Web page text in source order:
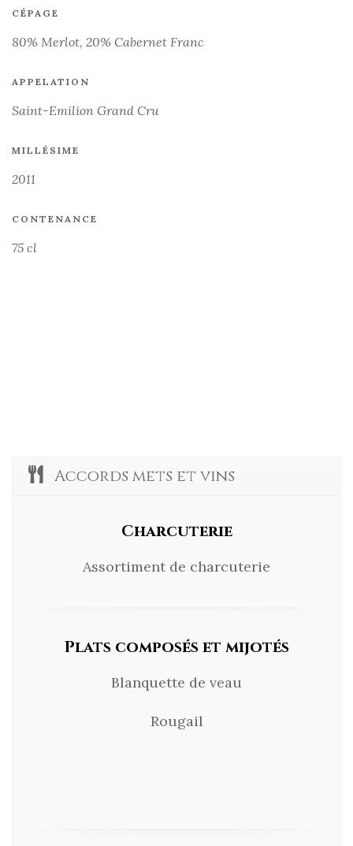
CÉPAGE
80% Merlot, 20% Cabernet Franc
APPELATION
Saint-Emilion Grand Cru
MILLÉSIME
2011
CONTENANCE
75 cl
Accords mets et vins
Charcuterie
Assortiment de charcuterie
Plats composés et mijotés
Blanquette de veau
Rougail